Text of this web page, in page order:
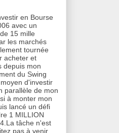
en Bourse
avec un
15 mille
les marchés
tournée
acheter et
depuis mon
du Swing
d'investir
parallèle de mon
à monter mon
lancé un défi
1 MILLION
tâche n'est
pas à venir